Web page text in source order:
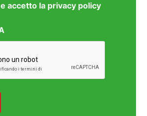
accetto la privacy policy